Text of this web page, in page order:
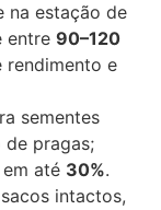
na estação de
entre 90–120
rendimento e
sementes
pragas;
até 30%.
intactos,